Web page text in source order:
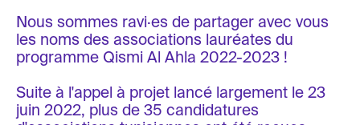
Nous sommes ravi·es de partager avec vous
les noms des associations lauréates du
programme Qismi Al Ahla 2022-2023 !
Suite à l'appel à projet lancé largement le 23
juin 2022, plus de 35 candidatures